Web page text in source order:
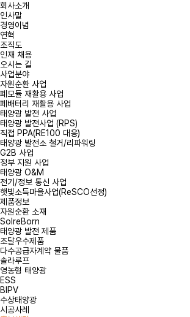
회사소개
인사말
경영이념
연혁
조직도
인재 채용
오시는 길
사업분야
자원순환 사업
폐모듈 재활용 사업
폐배터리 재활용 사업
태양광 발전 사업
태양광 발전사업 (RPS)
직접 PPA(RE100 대응)
태양광 발전소 철거/리파워링
G2B 사업
정부 지원 사업
태양광 O&M
전기/정보 통신 사업
햇빛소득마을사업(ReSCO선정)
제품정보
자원순환 소재
SolreBorn
태양광 발전 제품
조달우수제품
다수공급자계약 물품
솔라루프
영농형 태양광
ESS
BIPV
수상태양광
시공사례